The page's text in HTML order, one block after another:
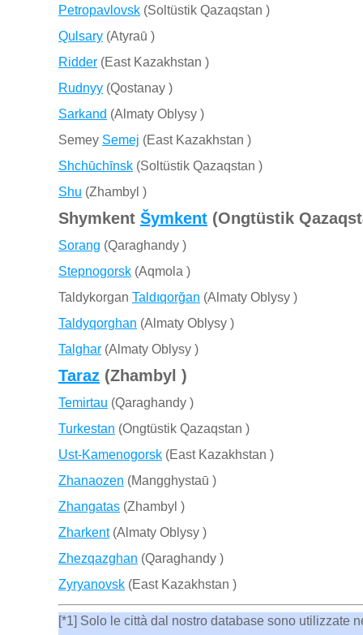
Petropavlovsk (Soltüstik Qazaqstan )
Qulsary (Atyraū )
Ridder (East Kazakhstan )
Rudnyy (Qostanay )
Sarkand (Almaty Oblysy )
Semey Semej (East Kazakhstan )
Shchūchīnsk (Soltüstik Qazaqstan )
Shu (Zhambyl )
Shymkent Šymkent (Ongtüstik
Sorang (Qaraghandy )
Stepnogorsk (Aqmola )
Taldykorgan Taldıqorğan (Almaty Oblysy )
Taldyqorghan (Almaty Oblysy )
Talghar (Almaty Oblysy )
Taraz (Zhambyl )
Temirtau (Qaraghandy )
Turkestan (Ongtüstik Qazaqstan )
Ust-Kamenogorsk (East Kazakhstan )
Zhanaozen (Mangghystaū )
Zhangatas (Zhambyl )
Zharkent(Almaty Oblysy )
Zhezqazghan (Qaraghandy )
Zyryanovsk (East Kazakhstan )
[*1] Solo le città dal nostro database sono utilizzate